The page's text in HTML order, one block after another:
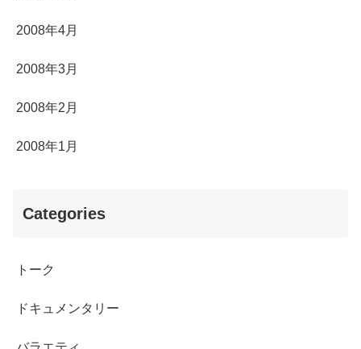
2008年4月
2008年3月
2008年2月
2008年1月
Categories
トーク
ドキュメンタリー